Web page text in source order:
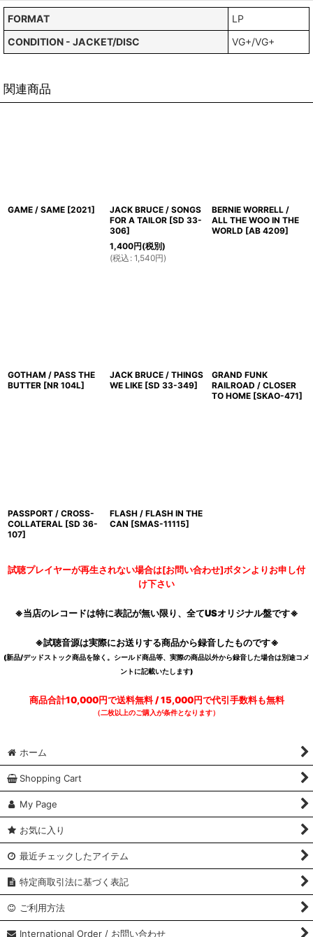
FORMAT
LP
CONDITION - JACKET/DISC
VG+/VG+
関連商品
GAME / SAME [2021]
JACK BRUCE / SONGS
FOR A TAILOR [SD 33-
306]
1,400円(税別)
(税込 : 1,540円)
BERNIE WORRELL /
ALL THE WOO IN THE
WORLD [AB 4209]
GOTHAM / PASS THE
BUTTER [NR 104L]
JACK BRUCE / THINGS
WE LIKE [SD 33-349]
GRAND FUNK
RAILROAD / CLOSER
TO HOME [SKAO-471]
PASSPORT / CROSS-
COLLATERAL [SD 36-
107]
FLASH / FLASH IN THE
CAN [SMAS-11115]
試聴プレイヤーが再生されない場合は[お問い合わせ]ボタンよりお申し付
け下さい
※当店のレコードは特に表記が無い限り、全てUSオリジナル盤です※
※試聴音源は実際にお送りする商品から録音したものです※
(新品/デッドストック商品を除く。シールド商品等、実際の商品以外から録音した場合は別途コメ
ントに記載いたします)
商品合計10,000円で送料無料 / 15,000円で代引手数料も無料
（二枚以上のご購入が条件となります）
ホーム
Shopping Cart
My Page
お気に入り
最近チェックしたアイテム
特定商取引法に基づく表記
ご利用方法
International Order / お問い合わせ